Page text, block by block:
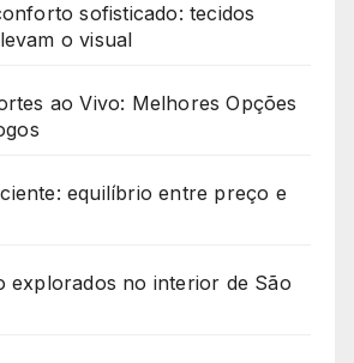
sofisticado: tecidos
o visual
ao Vivo: Melhores Opções
equilíbrio entre preço e
explorados no interior de São